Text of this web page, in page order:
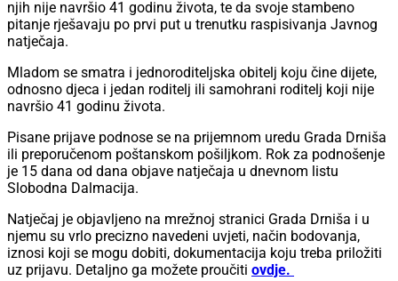
njih nije navršio 41 godinu života, te da svoje stambeno
pitanje rješavaju po prvi put u trenutku raspisivanja Javnog
natječaja.
Mladom se smatra i jednoroditeljska obitelj koju čine dijete,
odnosno djeca i jedan roditelj ili samohrani roditelj koji nije
navršio 41 godinu života.
Pisane prijave podnose se na prijemnom uredu Grada Drniša
ili preporučenom poštanskom pošiljkom. Rok za podnošenje
je 15 dana od dana objave natječaja u dnevnom listu
Slobodna Dalmacija.
Natječaj je objavljeno na mrežnoj stranici Grada Drniša i u
njemu su vrlo precizno navedeni uvjeti, način bodovanja,
iznosi koji se mogu dobiti, dokumentacija koju treba priložiti
uz prijavu. Detaljno ga možete proučiti ovdje.